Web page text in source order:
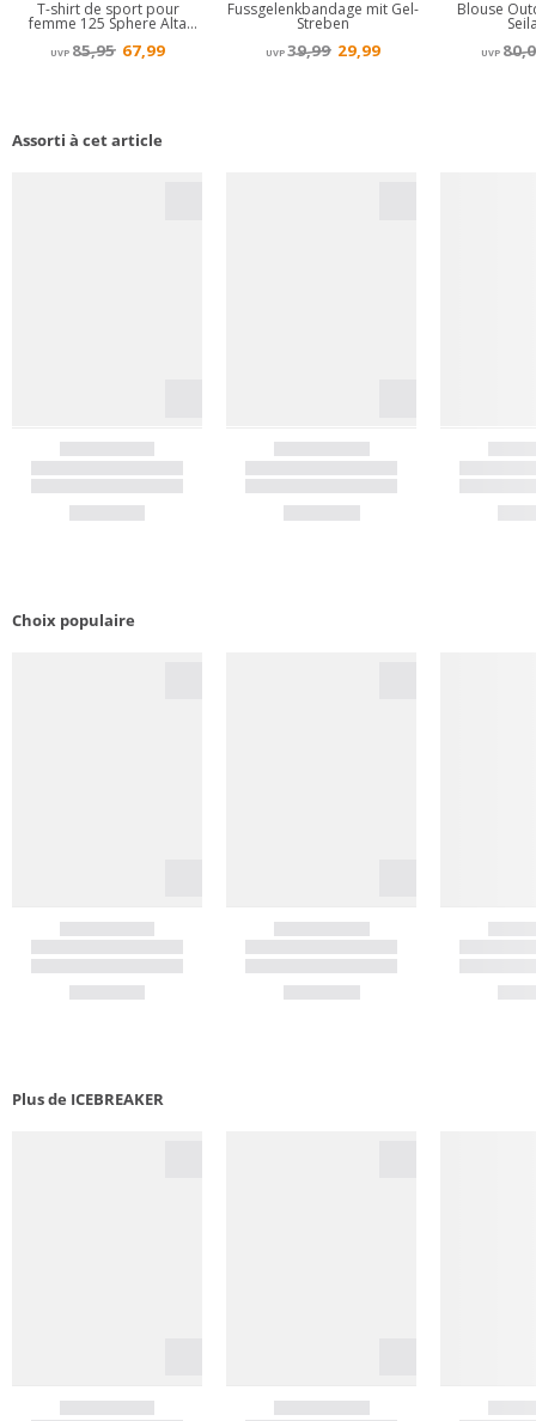
Assorti à cet article
Choix populaire
Plus de ICEBREAKER